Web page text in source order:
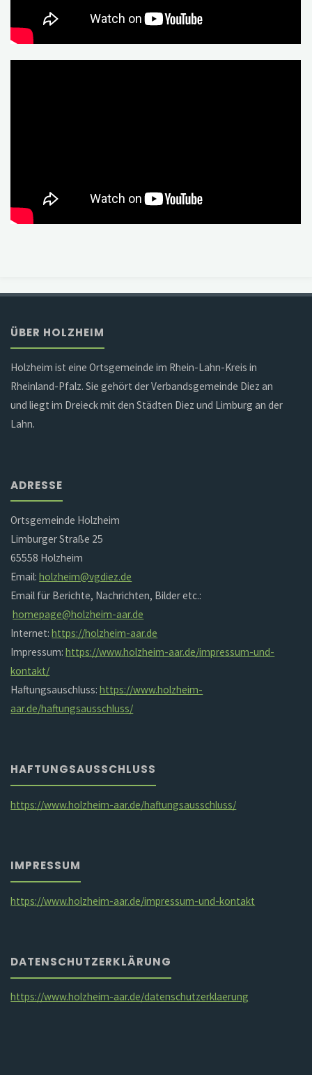
ÜBER HOLZHEIM
Holzheim ist eine Ortsgemeinde im Rhein-Lahn-Kreis in
Rheinland-Pfalz. Sie gehört der Verbandsgemeinde Diez an
und liegt im Dreieck mit den Städten Diez und Limburg an der
Lahn.
ADRESSE
Ortsgemeinde Holzheim
Limburger Straße 25
65558 Holzheim
Email:holzheim@vgdiez.de
Email für Berichte, Nachrichten, Bilder etc.:
homepage@holzheim-aar.de
Internet:https://holzheim-aar.de
Impressum:https://www.holzheim-aar.de/impressum-und-
kontakt/
Haftungsauschluss:https://www.holzheim-
aar.de/haftungsausschluss/
HAFTUNGSAUSSCHLUSS
https://www.holzheim-aar.de/haftungsausschluss/
IMPRESSUM
https://www.holzheim-aar.de/impressum-und-kontakt
DATENSCHUTZERKLÄRUNG
https://www.holzheim-aar.de/datenschutzerklaerung